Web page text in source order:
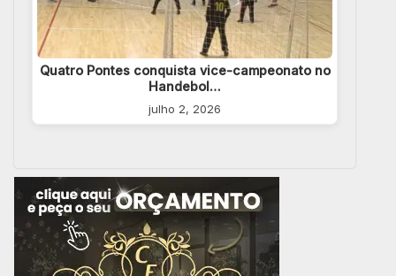
Quatro Pontes conquista vice-campeonato no
Handebol…
julho 2, 2026